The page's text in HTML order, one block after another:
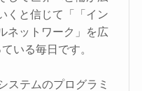
くと信じて「「イン
ネットワーク」を広
いる毎日です。
ステムのプログラミ